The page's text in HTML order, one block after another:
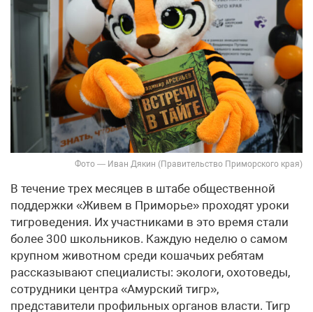
Фото — Иван Дякин (Правительство Приморского края)
В течение трех месяцев в штабе общественной
поддержки «Живем в Приморье» проходят уроки
тигроведения. Их участниками в это время стали
более 300 школьников. Каждую неделю о самом
крупном животном среди кошачьих ребятам
рассказывают специалисты: экологи, охотоведы,
сотрудники центра «Амурский тигр»,
представители профильных органов власти. Тигр